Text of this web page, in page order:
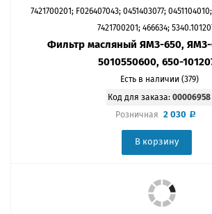
7421700201; F026407043; 0451403077;
7421700201; 466634;
Фильтр масляный ЯМЗ-650, ЯМЗ-
5010550600, 650-
Есть в наличии (379)
Код для заказа: 00006958
Розничная 2 030
В корзину